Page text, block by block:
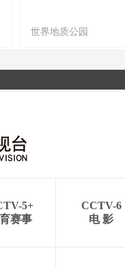
世界地质公园
5+
赛事
CCTV-6
电 影